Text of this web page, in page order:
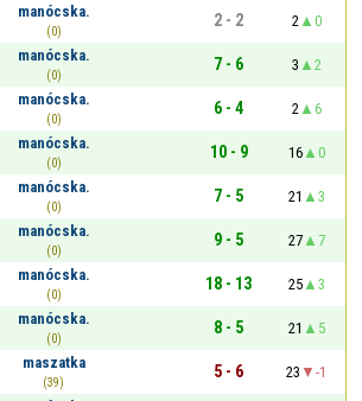
manócska.
(0)
2 - 2 2
0
manócska.
(0)
7 - 6 3
2
manócska.
(0)
6 - 4 2
6
manócska.
(0)
10 - 9 16
0
manócska.
(0)
7 - 5 21
3
manócska.
(0)
9 - 5 27
7
manócska.
(0)
18 - 13 25
3
manócska.
(0)
8 - 5 21
5
maszatka
(39)
5 - 6 23
-1